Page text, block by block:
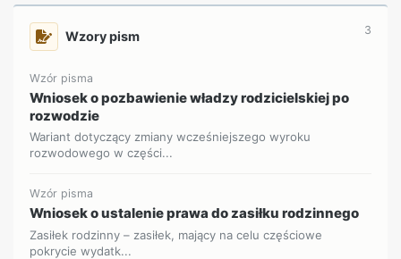
Wzory pism 3
Wzór pisma
Wniosek o pozbawienie władzy rodzicielskiej po
rozwodzie
Wariant dotyczący zmiany wcześniejszego wyroku
rozwodowego w części...
Wzór pisma
Wniosek o ustalenie prawa do zasiłku rodzinnego
Zasiłek rodzinny – zasiłek, mający na celu częściowe
pokrycie wydatk...